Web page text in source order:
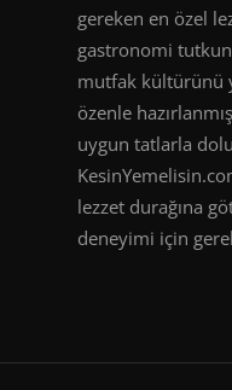
gereken en özel
gastronomi
mutfak kültürünü
özenle
uygun tatlarla
lezzet durağına
deneyimi için